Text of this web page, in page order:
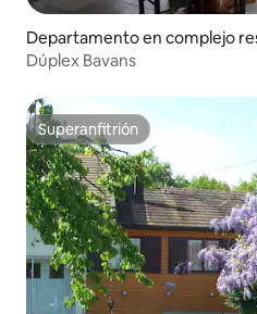
Departamento en complejo
ans
Dúplex Bavans
Superanfitrión
Superanfitrión